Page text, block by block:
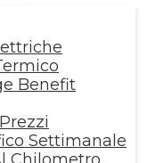
Benefit
Settimanale